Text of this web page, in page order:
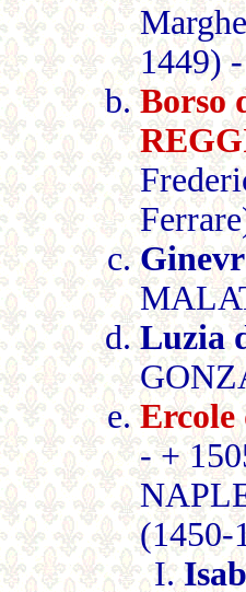
1449) -
Borso
Luzia
Ercole
- +
(1450-